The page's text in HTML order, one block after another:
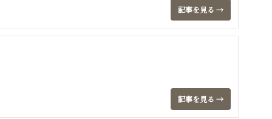
記事を見る →
記事を見る →